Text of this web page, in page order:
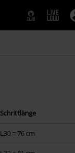
Schrittlänge
L30 = 76 cm